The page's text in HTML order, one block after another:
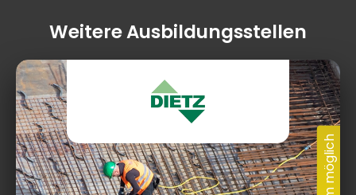
Weitere Ausbildungsstellen